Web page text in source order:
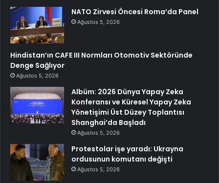
NATO Zirvesi Öncesi Roma’da Panel
Ağustos 5, 2026
Hindistan’ın CAFE III Normları Otomotiv Sektöründe
Denge Sağlıyor
Ağustos 5, 2026
Albüm: 2026 Dünya Yapay Zeka
Konferansı ve Küresel Yapay Zeka
Yönetişimi Üst Düzey Toplantısı
Shanghai’da Başladı
Ağustos 5, 2026
Protestolar işe yaradı: Ukrayna
ordusunun komutanı değişti
Ağustos 5, 2026